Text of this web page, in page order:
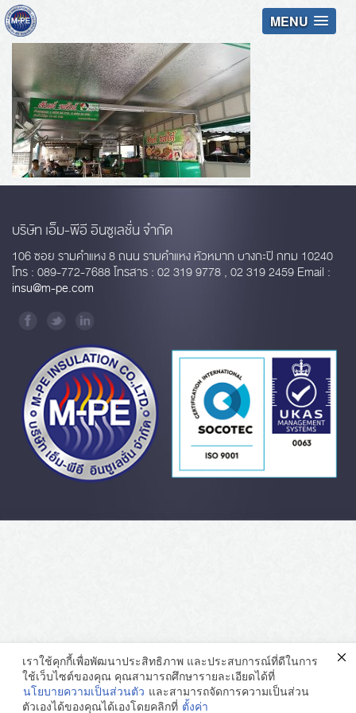
MENU
บริษัท เอ็ม-พีอี อินซูเลชั่น จำกัด
106 ซอย รามคำแหง 8 ถนน รามคำแหง หัวหมาก บางกะปิ กทม 10240
โทร : 089-772-7688 โทรสาร : 02 319 9778 , 02 319 2459 Email :
insu@m-pe.com
เราใช้คุกกี้เพื่อพัฒนาประสิทธิภาพ และประสบการณ์ที่ดีในการ
ใช้เว็บไซต์ของคุณ คุณสามารถศึกษารายละเอียดได้ที่
นโยบายความเป็นส่วนตัว และสามารถจัดการความเป็นส่วน
ตัวเองได้ของคุณได้เองโดยคลิกที่ ตั้งค่า